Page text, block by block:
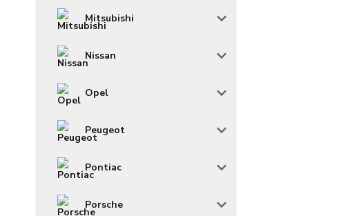
Mitsubishi
Nissan
Opel
Peugeot
Pontiac
Porsche